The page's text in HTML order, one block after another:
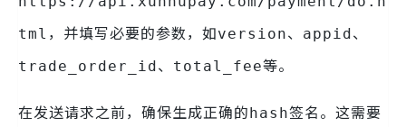
tml ，并填写必要的参数，如version、 appid 、
trade_order_id 、 total_fee等。
在发送请求之前，确保生成正确的 hash签名。这需要